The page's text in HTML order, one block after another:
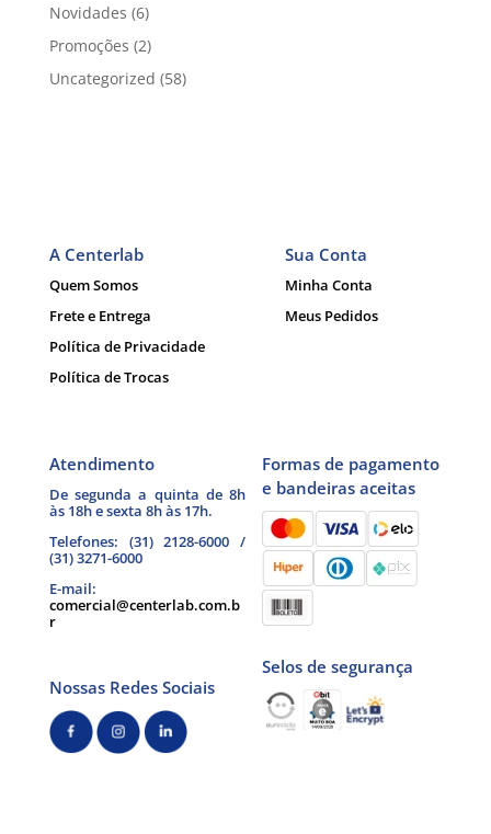
Novidades (6)
Promoções (2)
Uncategorized (58)
A Centerlab
Quem Somos
Frete e Entrega
Política de Privacidade
Política de Trocas
Sua Conta
Minha Conta
Meus Pedidos
Atendimento
De segunda a quinta de 8h
às 18h e sexta 8h às 17h.
Telefones: (31) 2128-6000 /
(31) 3271-6000
E-mail:
comercial@centerlab.com.b
r
Nossas Redes Sociais
Formas de pagamento
e bandeiras aceitas
Selos de segurança